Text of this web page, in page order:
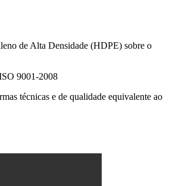
de Alta Densidade (HDPE) sobre o
9001-2008
técnicas e de qualidade equivalente ao